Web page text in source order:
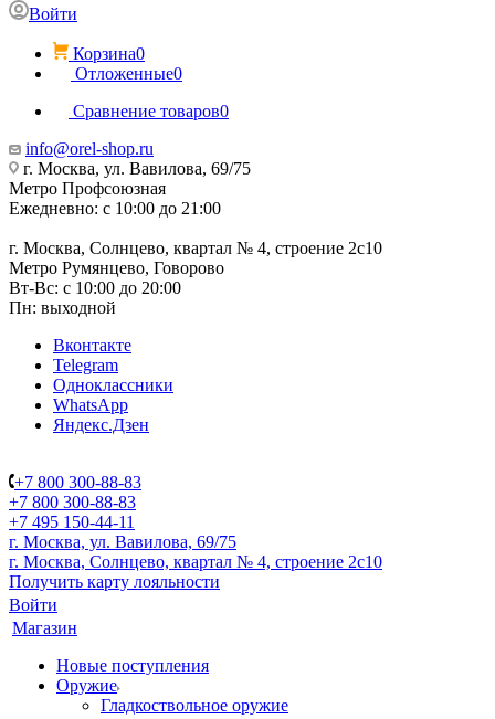
Войти
Корзина0
Отложенные0
Сравнение товаров0
info@orel-shop.ru
г. Москва, ул. Вавилова, 69/75
Метро Профсоюзная
Ежедневно: с 10:00 до 21:00
г. Москва, Солнцево, квартал № 4, строение 2с10
Метро Румянцево, Говорово
Вт-Вс: с 10:00 до 20:00
Пн: выходной
Вконтакте
Telegram
Одноклассники
WhatsApp
Яндекс.Дзен
+7 800 300-88-83
+7 800 300-88-83
+7 495 150-44-11
г. Москва, ул. Вавилова, 69/75
г. Москва, Солнцево, квартал № 4, строение 2с10
Получить карту лояльности
Войти
Магазин
Новые поступления
Оружие
Гладкоствольное оружие